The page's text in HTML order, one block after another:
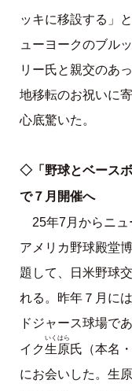
ッキに移設する」
ューヨークのブル
リー氏と親交のあ
地移転のお祝いに
心底驚いた。
◇「野球とベース
で７月開催へ
25年7月からニ
アメリカ野球殿堂
題して、日米野球
れる。昨年７月に
ドジャース球場で
イク生原
いくはら
氏（本名
にお会いした。生